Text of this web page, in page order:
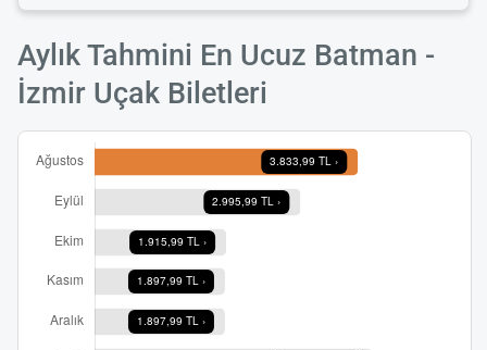
Aylık Tahmini En Ucuz Batman -
İzmir Uçak Biletleri